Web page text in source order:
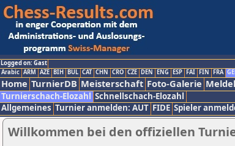
Logged on: Gast
Arabic ARM AZE BIH BUL CAT CHN CRO CZE DEN ENG ESP FAI FIN FRA
Home TurnierDB Meisterschaft Foto-Galerie
Turnierschach-Elozahl Schnellschach-Elozahl
Allgemeines Turnier anmelden: AUT FIDE Spieler
Willkommen bei den offiziellen